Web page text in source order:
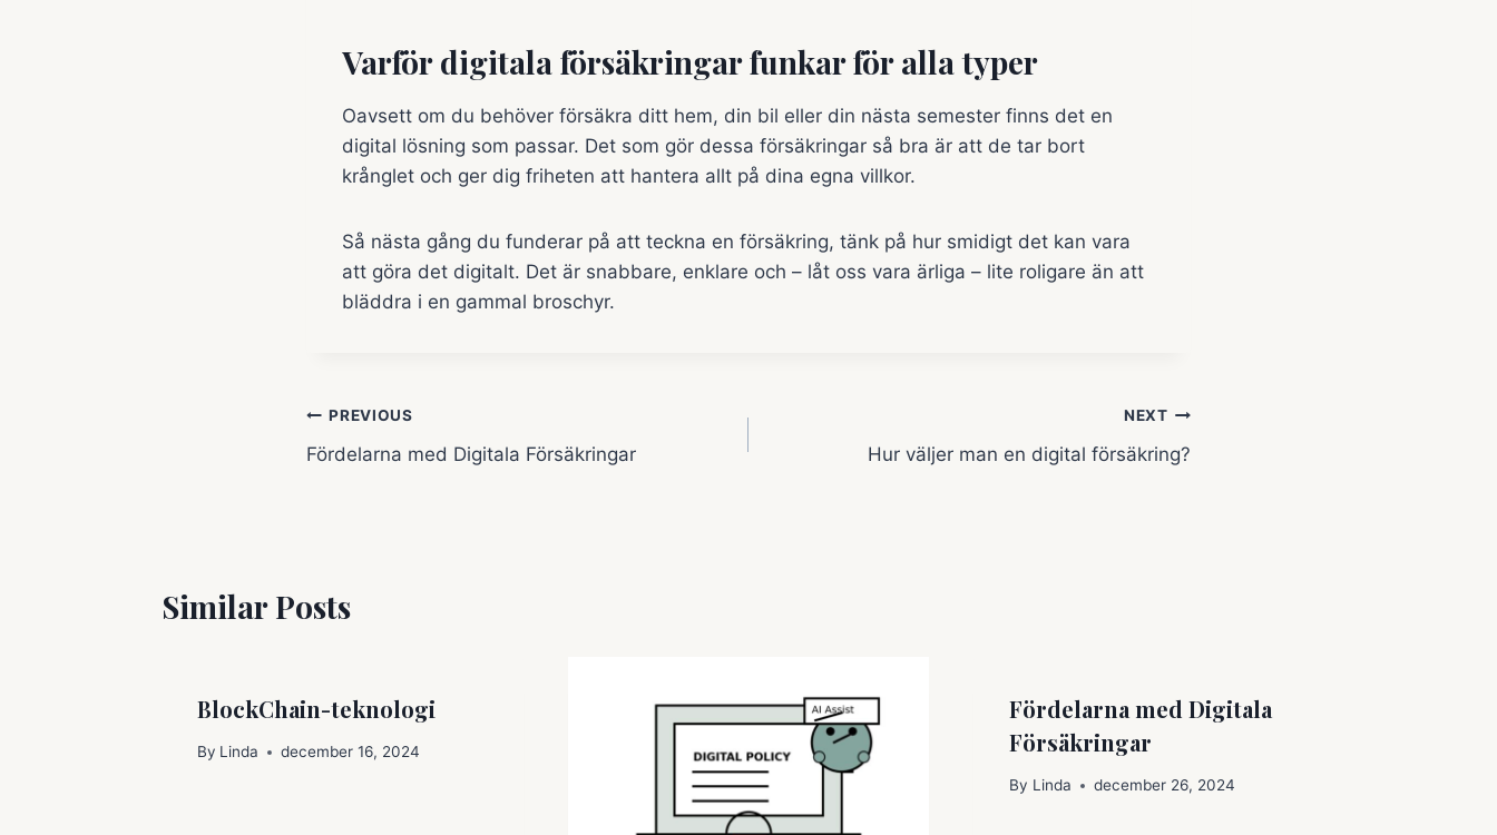
Varför digitala försäkringar funkar för alla typer
Oavsett om du behöver försäkra ditt hem, din bil eller din nästa semester finns det en
digital lösning som passar. Det som gör dessa försäkringar så bra är att de tar bort
krånglet och ger dig friheten att hantera allt på dina egna villkor.
Så nästa gång du funderar på att teckna en försäkring, tänk på hur smidigt det kan vara
att göra det digitalt. Det är snabbare, enklare och – låt oss vara ärliga – lite roligare än att
bläddra i en gammal broschyr.
Inläggsnavigering
PREVIOUS
Fördelarna med Digitala Försäkringar
NEXT
Hur väljer man en digital försäkring?
Similar Posts
BlockChain-teknologi
By Linda december 16, 2024
Fördelarna med Digitala
Försäkringar
By Linda december 26, 2024